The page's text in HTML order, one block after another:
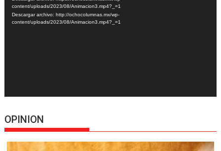
vídeo
content/uploads/2023/08/Animacion3.mp4?_=1
Descargar archivo: http://ochocolumnas.mx/wp-
content/uploads/2023/08/Animacion3.mp4?_=1
OPINION